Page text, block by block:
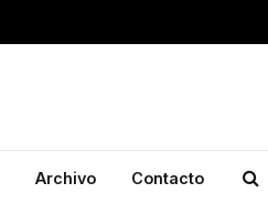
Archivo Contacto